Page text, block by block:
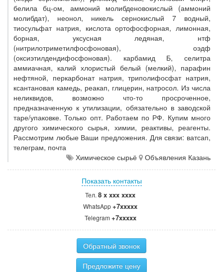
белила бц-ом, аммоний молибденовокислый (аммоний
молибдат), неонол, никель сернокислый 7 водный,
тиосульфат натрия, кислота ортофосфорная, лимонная,
борная, уксусная ледяная, нтф
(нитрилотриметилфосфоновая), оэдф
(оксиэтилдендифосфоновая). карбамид Б, селитра
аммиачная, калий хлористый белый (мелкий), парафин
нефтяной, перкарбонат натрия, триполифосфат натрия,
ксантановая камедь, реакап, глицерин, натросол. Из числа
неликвидов, возможно что-то просроченное,
предназначенную к утилизации, обязательно в заводской
таре/упаковке. Только опт. Работаем по РФ. Купим много
другого химического сырья, химии, реактивы, реагенты.
Рассмотрим любые Ваши предложения. Для связи: ватсап,
телеграм, почта
Химическое сырьё
Объявления Казань
Показать контакты
Тел. 8 x xxx xxxx
WhatsApp+7xxxxx
Telegram +7xxxxx
Обратный звонок
Предложите цену